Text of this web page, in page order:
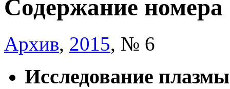
Содержание номера
Архив, 2015, № 6
Исследование плазмы